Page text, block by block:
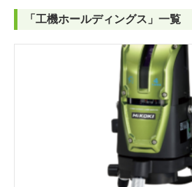
「 工機ホールディングス 」 一覧